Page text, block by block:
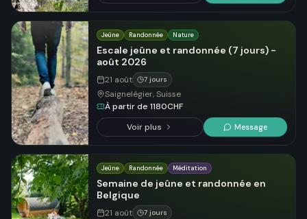
Jeûne Randonnée Nature
Escale jeûne et randonnée (7 jours) -
août 2026
21 août 7 jours
Saignelégier, Suisse
À partir de 1180CHF
Voir plus
Message
Jeûne Randonnée Méditation
Semaine de jeûne et randonnée en
Belgique
21 août 7 jours